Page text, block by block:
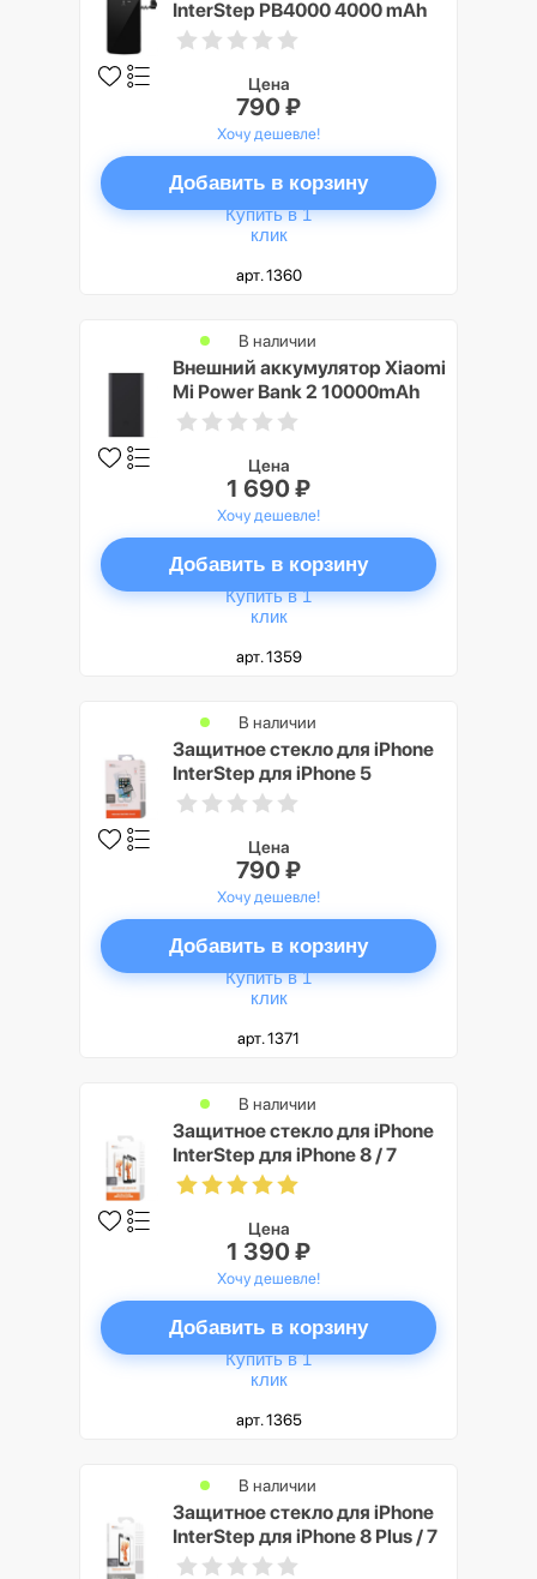
InterStep PB4000 4000 mAh
Цена
790 ₽
Хочу дешевле!
Добавить в корзину
Купить в 1
клик
арт. 1360
Внешний аккумулятор Xiaomi
Mi Power Bank 2 10000mAh
Black
В наличии
Цена
1 690 ₽
Хочу дешевле!
Добавить в корзину
Купить в 1
клик
арт. 1359
Защитное стекло для iPhone
InterStep для iPhone 5
В наличии
Цена
790 ₽
Хочу дешевле!
Добавить в корзину
Купить в 1
клик
арт. 1371
Защитное стекло для iPhone
InterStep для iPhone 8 / 7
В наличии
Цена
1 390 ₽
Хочу дешевле!
Добавить в корзину
Купить в 1
клик
арт. 1365
Защитное стекло для iPhone
InterStep для iPhone 8 Plus / 7
Plus
В наличии